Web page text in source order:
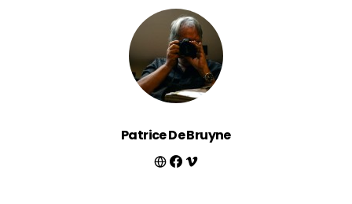
Patrice De Bruyne